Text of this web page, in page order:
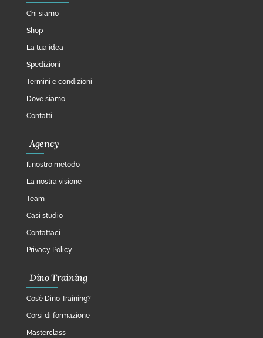
Chi siamo
Shop
La tua idea
Spedizioni
Termini e condizioni
Dove siamo
Contatti
Agency
Il nostro metodo
La nostra visione
Team
Casi studio
Contattaci
Privacy Policy
Dino Training
Cos’è Dino Training?
Corsi di formazione
Masterclass